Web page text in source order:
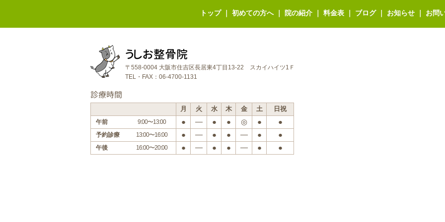
トップ｜ 初めての方へ｜ 院の紹介 料金表 ブログ｜ お知らせ お問
うしお整骨院
〒558-0004 大阪市住吉区長居東4丁目13-22 スカイハイツ1Ｆ
TEL・FAX：06-4700-1131
診療時間
月 火 水 木 金 土 日祝
午前 9:00〜13:00 ● ― ● ● ◎ ● ●
予約診療 13:00〜16:00 ● ― ● ● ― ● ●
午後 16:00〜20:00 ● ― ● ● ― ● ●